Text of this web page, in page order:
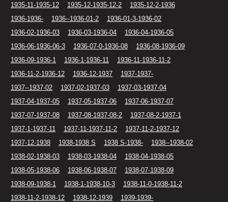
1935-11-1935-12
1935-12-1935-12-2
1935-12-2-1936
1936-1936-
1936--1936-01-2
1936-01-3-1936-02
1936-02-1936-03
1936-03-1936-04
1936-04-1936-05
1936-06-1936-06-3
1936-07-0-1936-08
1936-08-1936-09
1936-09-1936-1
1936-1-1936-11
1936-11-1936-11-2
1936-11-2-1936-12
1936-12-1937
1937-1937-
1937--1937-02
1937-02-1937-03
1937-03-1937-04
1937-04-1937-05
1937-05-1937-06
1937-06-1937-07
1937-07-1937-08
1937-08-1937-08-2
1937-08-2-1937-1
1937-1-1937-11
1937-11-1937-11-2
1937-11-2-1937-12
1937-12-1938
1938-1938 S 1938 S-1938-
1938--1938-02
1938-02-1938-03
1938-03-1938-04
1938-04-1938-05
1938-05-1938-06
1938-06-1938-07
1938-07-1938-09
1938-09-1938-1
1938-1-1938-10-3
1938-11-0-1938-11-2
1938-11-2-1938-12
1938-12-1939
1939-1939-